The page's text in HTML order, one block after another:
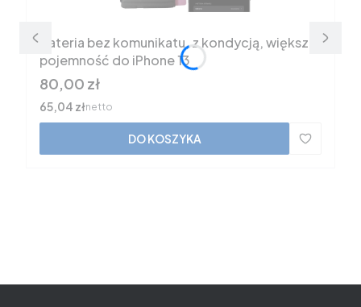
Bateria bez komunikatu, z kondycją, większa
pojemność do iPhone 13
Cena
80,00 zł
Cena
65,04 złnetto
DO KOSZYKA